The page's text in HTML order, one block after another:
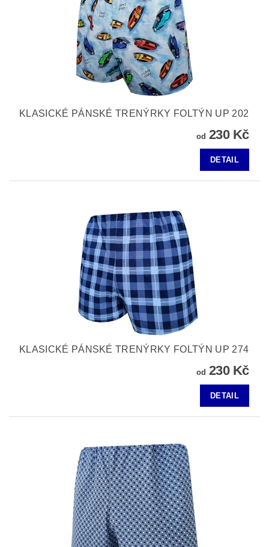
KLASICKÉ PÁNSKÉ TRENÝRKY FOLTÝN UP 202
od 230 Kč
DETAIL
KLASICKÉ PÁNSKÉ TRENÝRKY FOLTÝN UP 274
od 230 Kč
DETAIL